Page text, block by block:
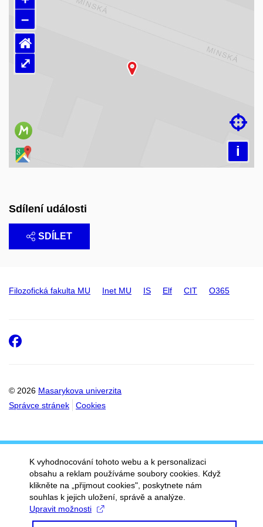
–
i

⌂
⤢
Sdílení události
SDÍLET
Filozofická fakulta MU Inet MU IS Elf CIT O365
© 2026 Masarykova univerzita
Správce stránek
Cookies
Facebook
K vyhodnocování tohoto webu a k personalizaci
obsahu a reklam používáme soubory cookies. Když
klikněte na „přijmout cookies", poskytnete nám
souhlas k jejich uložení, správě a analýze.
Upravit možnosti